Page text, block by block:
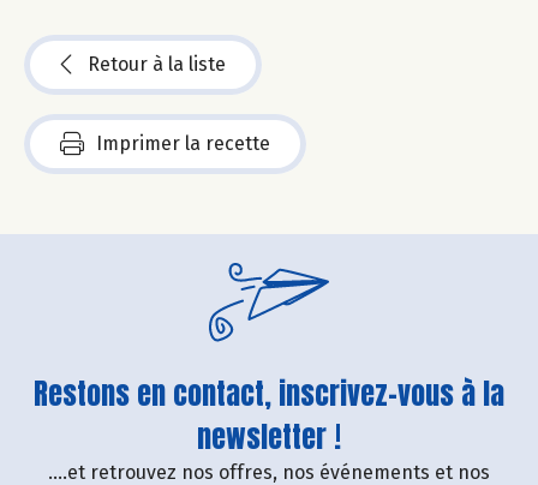
Retour à la liste
Imprimer la recette
Restons en contact, inscrivez-vous à la
newsletter !
....et retrouvez nos offres, nos événements et nos